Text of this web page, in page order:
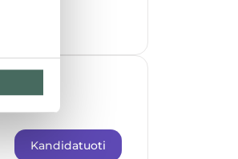
Kandidatuoti